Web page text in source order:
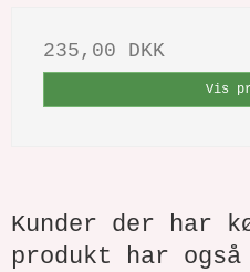
235,00 DKK
Vis
Kunder der har
produkt har